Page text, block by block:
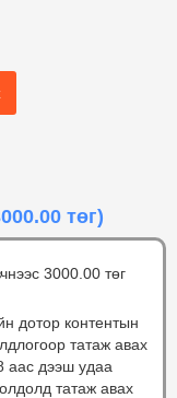
төг)
3000.00 төг
дотор контентын
татаж авах
аас дээш удаа
татаж авах